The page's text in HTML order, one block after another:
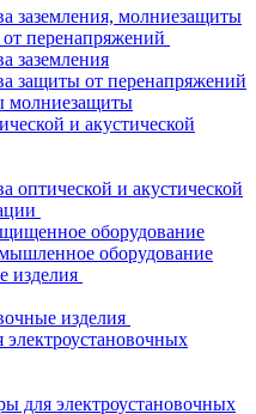
заземления, молниезащиты
перенапряжений
заземления
защиты от перенапряжений
молниезащиты
и акустической
оптической и акустической
оборудование
оборудование
изделия
изделия
электроустановочных
для электроустановочных